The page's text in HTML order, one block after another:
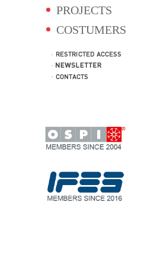
PROJECTS
COSTUMERS